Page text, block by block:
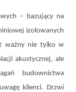
– bazujący na
izolowanych
ważny nie tylko w
akustycznej, ale
budownictwa
klienci. Drzwi